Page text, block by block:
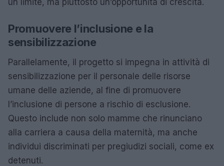
Promuovere l’inclusione e la
sensibilizzazione
Parallelamente, il progetto si impegna in attività di
sensibilizzazione per il personale delle risorse
umane delle aziende, al fine di promuovere
l’inclusione di persone a rischio di esclusione.
Questo include non solo mamme che rinunciano
alla carriera a causa della maternità, ma anche
individui discriminati per pregiudizi sociali, come ex
detenuti.